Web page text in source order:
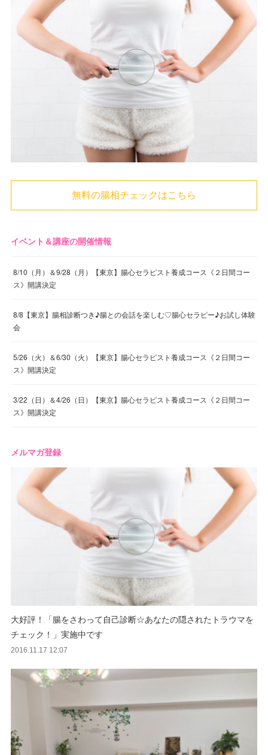
無料の腸相チェックはこちら
イベント＆講座の開催情報
8/10（月）＆9/28（月）【東京】腸心セラピスト養成コース《２日間コー
ス》開講決定
8/8【東京】腸相診断つき♪腸との会話を楽しむ♡腸心セラピー♪お試し体験
会
5/26（火）＆6/30（火）【東京】腸心セラピスト養成コース《２日間コー
ス》開講決定
3/22（日）＆4/26（日）【東京】腸心セラピスト養成コース《２日間コー
ス》開講決定
メルマガ登録
大好評！「腸をさわって自己診断☆あなたの隠されたトラウマを
チェック！」実施中です
2016.11.17 12:07